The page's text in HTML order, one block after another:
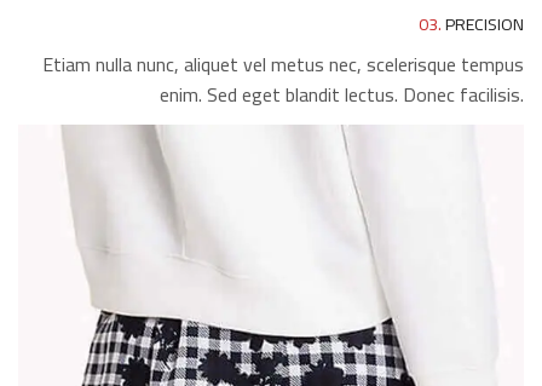
03.PRECISION
Etiam nulla nunc, aliquet vel metus nec, scelerisque tempus
enim. Sed eget blandit lectus. Donec facilisis.